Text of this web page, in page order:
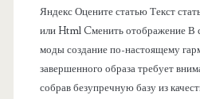
Яндекс Оцените статью Текст
или Html Cменить отображение В
моды создание по-настоящему
завершенного образа требует
собрав безупречную базу из